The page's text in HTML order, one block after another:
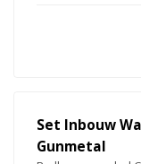
Set Inbouw
Gunmetal